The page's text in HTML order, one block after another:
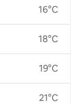
16°C
18°C
19°C
21°C